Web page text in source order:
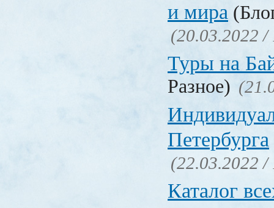
и мира
(20.03.2022 /
Туры на
Разное)
Петербурга
(22.03.2022 /
Каталог